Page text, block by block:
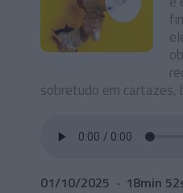
sobretudo em cartazes,
01/10/2025 18min